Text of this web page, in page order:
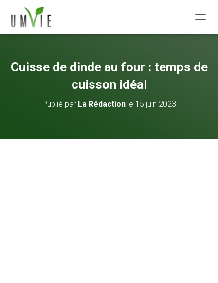
Cuisse de dinde au four : temps de
cuisson idéal
Publié par La Rédactionle 15 juin 2023